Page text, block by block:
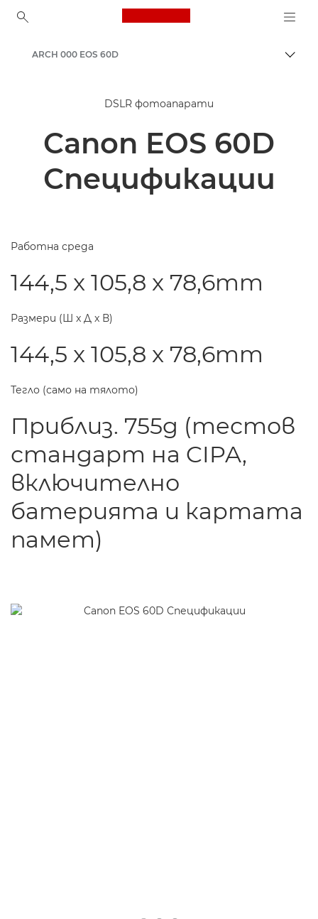
Canon Logo, back to
ARCH 000 EOS 60D
DSLR фотоапарати
Canon EOS 60D
Спецификации
Работна среда
144,5 x 105,8 x 78,6mm
Размери (Ш x Д x В)
144,5 x 105,8 x 78,6mm
Тегло (само на тялото)
Приблиз. 755g (тестов
стандарт на CIPA,
включително
батерията и картата
памет)